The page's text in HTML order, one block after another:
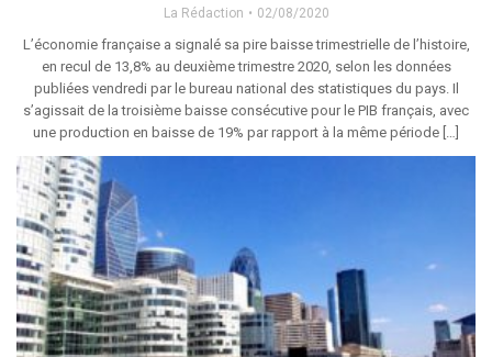
La Rédaction 02/08/2020
L’économie française a signalé sa pire baisse trimestrielle de l’histoire,
en recul de 13,8% au deuxième trimestre 2020, selon les données
publiées vendredi par le bureau national des statistiques du pays. Il
s’agissait de la troisième baisse consécutive pour le PIB français, avec
une production en baisse de 19% par rapport à la même période […]